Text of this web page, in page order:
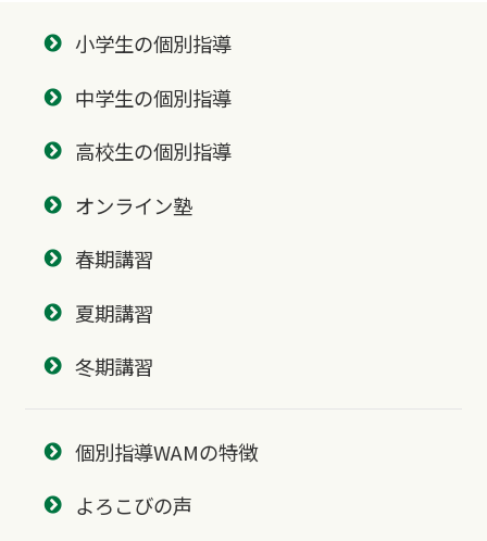
小学生の個別指導
中学生の個別指導
高校生の個別指導
オンライン塾
春期講習
夏期講習
冬期講習
個別指導WAMの特徴
よろこびの声